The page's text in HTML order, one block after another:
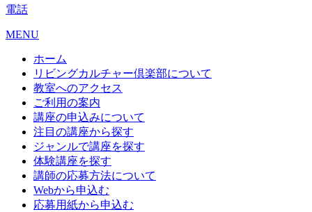
電話
MENU
ホーム
リビングカルチャー倶楽部について
教室へのアクセス
ご利用の案内
講座の申込みについて
注目の講座から探す
ジャンルで講座を探す
体験講座を探す
講師の応募方法について
Webから申込む
応募用紙から申込む